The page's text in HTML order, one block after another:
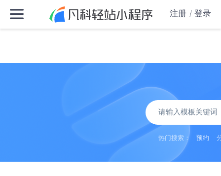
注册 登录
热门搜索： 预约